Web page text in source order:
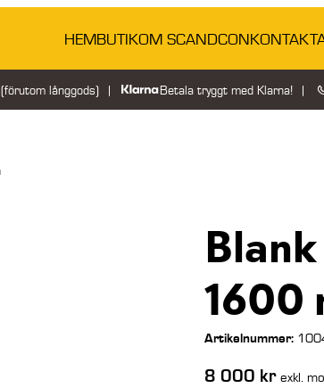
HEMBUTIKOM SCANDCON
långgods) Betala tryggt med Klarna!
1600
Artikelnummer:
8 000 kr exkl.